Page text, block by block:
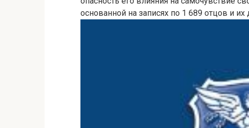
основанной на записях по 1 689 отцов и их